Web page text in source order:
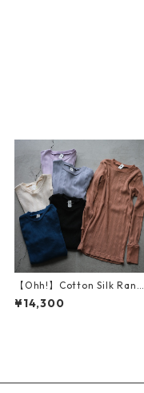
【Ohh!】Cotton Silk Rand
om L/S Crew (OHH-035)
¥14,300